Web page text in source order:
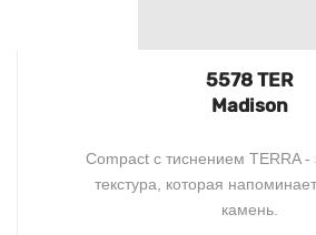
5578 TER
Madison
Compact c тиснением TERRA -
текстура, которая
камень.